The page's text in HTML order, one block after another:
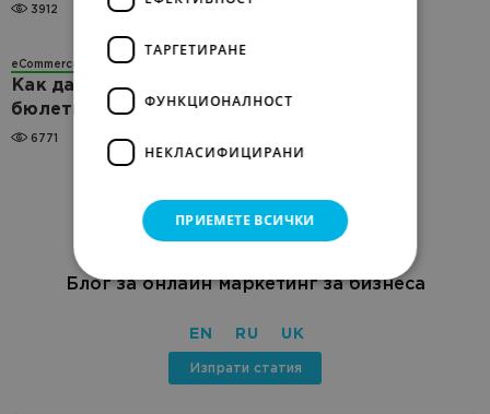
3912
eCommerce CRM marketing
Как да оптимизираме имейл маркетинг
бюлетините си за Dark mode
6771
Блог за онлайн маркетинг за бизнеса
EN RU UK
Изпрати статия
ТАРГЕТИРАНЕ
ФУНКЦИОНАЛНОСТ
НЕКЛАСИФИЦИРАНИ
ПРИЕМЕТЕ ВСИЧКИ